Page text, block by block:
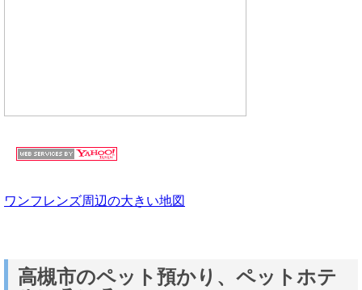
ワンフレンズ周辺の大きい地図
高槻市のペット預かり、ペットホテ